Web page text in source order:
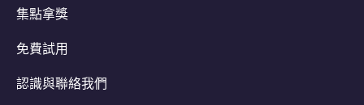
集點拿獎
免費試用
認識與聯絡我們